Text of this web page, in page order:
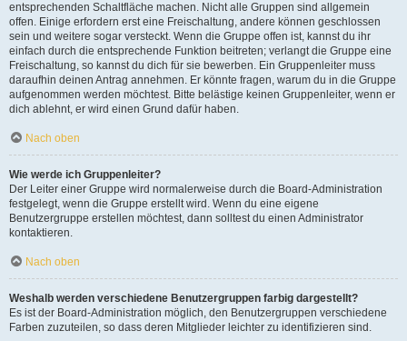
entsprechenden Schaltfläche machen. Nicht alle Gruppen sind allgemein
offen. Einige erfordern erst eine Freischaltung, andere können geschlossen
sein und weitere sogar versteckt. Wenn die Gruppe offen ist, kannst du ihr
einfach durch die entsprechende Funktion beitreten; verlangt die Gruppe eine
Freischaltung, so kannst du dich für sie bewerben. Ein Gruppenleiter muss
daraufhin deinen Antrag annehmen. Er könnte fragen, warum du in die Gruppe
aufgenommen werden möchtest. Bitte belästige keinen Gruppenleiter, wenn er
dich ablehnt, er wird einen Grund dafür haben.
Nach oben
Wie werde ich Gruppenleiter?
Der Leiter einer Gruppe wird normalerweise durch die Board-Administration
festgelegt, wenn die Gruppe erstellt wird. Wenn du eine eigene
Benutzergruppe erstellen möchtest, dann solltest du einen Administrator
kontaktieren.
Nach oben
Weshalb werden verschiedene Benutzergruppen farbig dargestellt?
Es ist der Board-Administration möglich, den Benutzergruppen verschiedene
Farben zuzuteilen, so dass deren Mitglieder leichter zu identifizieren sind.